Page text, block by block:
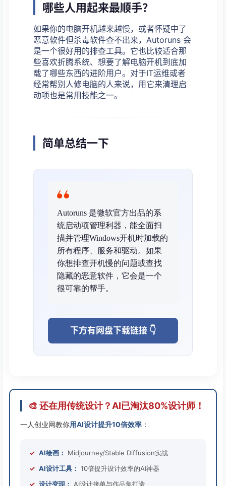
哪些人用起来最顺手？
如果你的电脑开机越来越慢，或者怀疑中了
恶意软件但杀毒软件查不出来，Autoruns 会
是一个很好用的排查工具。它也比较适合那
些喜欢折腾系统、想要了解电脑开机到底加
载了哪些东西的进阶用户。对于IT运维或者
经常帮别人修电脑的人来说，用它来清理启
动项也是常用技能之一。
简单总结一下
Autoruns 是微软官方出品的系
统启动项管理利器，能全面扫
描并管理Windows开机时加载的
所有程序、服务和驱动。如果
你想排查开机慢的问题或查找
隐藏的恶意软件，它会是一个
很可靠的帮手。
下方有网盘下载链接 👇
🎨 还在用传统设计？AI已淘汰80%设计师！
一人创业网教你用AI设计提升10倍效率 ：
✓ AI绘画：
Midjourney/Stable Diffusion实战
✓ AI设计工具： 10倍提升设计效率的AI神器
✓ 设计变现：
AI设计接单与作品集打造